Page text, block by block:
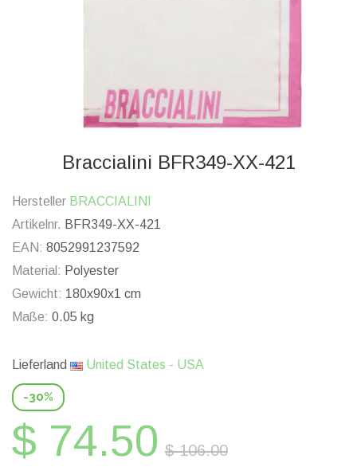
Braccialini BFR349-XX-421
Hersteller BRACCIALINI
Artikelnr. BFR349-XX-421
EAN: 8052991237592
Material: Polyester
Gewicht: 180x90x1 cm
Maße: 0.05 kg
Lieferland United States - USA
-30%
$ 74.50 $ 106.00